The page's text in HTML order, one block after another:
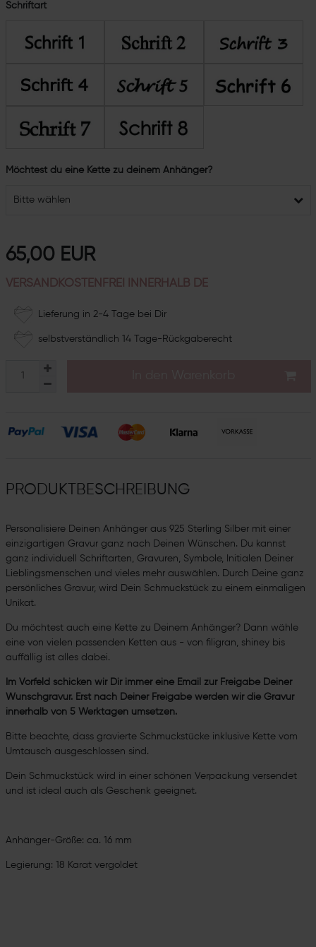
Schriftart
Möchtest du eine Kette zu deinem Anhänger?
Bitte wählen
65,00 EUR
VERSANDKOSTENFREI INNERHALB DE
Lieferung in 2-4 Tage bei Dir
selbstverständlich 14 Tage-Rückgaberecht
PRODUKTBESCHREIBUNG
Personalisiere Deinen Anhänger aus 925 Sterling Silber mit einer
einzigartigen Gravur ganz nach Deinen Wünschen. Du kannst
ganz individuell Schriftarten, Gravuren, Symbole, Initialen Deiner
Lieblingsmenschen und vieles mehr auswählen. Durch Deine ganz
persönliches Gravur, wird Dein Schmuckstück zu einem einmaligen
Unikat.
Du möchtest auch eine Kette zu Deinem Anhänger? Dann wähle
eine von vielen passenden Ketten aus - von filigran, shiney bis
auffällig ist alles dabei.
Im Vorfeld schicken wir Dir immer eine Email zur Freigabe Deiner
Wunschgravur. Erst nach Deiner Freigabe werden wir die Gravur
innerhalb von 5 Werktagen umsetzen.
Bitte beachte, dass gravierte Schmuckstücke inklusive Kette vom
Umtausch ausgeschlossen sind.
Dein Schmuckstück wird in einer schönen Verpackung versendet
und ist ideal auch als Geschenk geeignet.
Anhänger-Größe: ca. 16 mm
Legierung: 18 Karat vergoldet